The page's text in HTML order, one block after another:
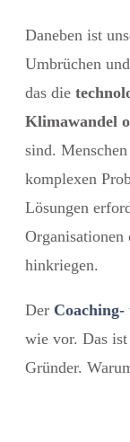
Daneben ist
Umbrüchen
das die
Klimawandel
sind.
komplexen
Lösungen
hinkriegen.
Der
wie vor. Das
Gründer.